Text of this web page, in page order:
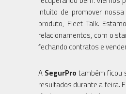
intuito de promover
produto, Fleet Talk.
relacionamentos, com o
fechando contratos e
A SegurPro também ficou
resultados durante a feira.